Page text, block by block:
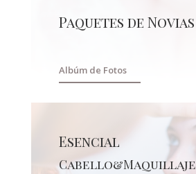
Paquetes de Novias
Albúm de Fotos
Esencial
Cabello&Maquillaje